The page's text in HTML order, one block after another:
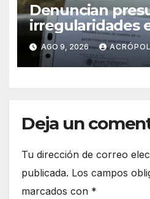
Denuncian
irregularidades
de Coatepec
AGO 9, 2026
Deja un
Tu dirección de correo
publicada. Los campos
marcados con *